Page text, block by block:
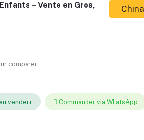
– Vente en Gros,
China
comparer
vendeur Commander via WhatsApp